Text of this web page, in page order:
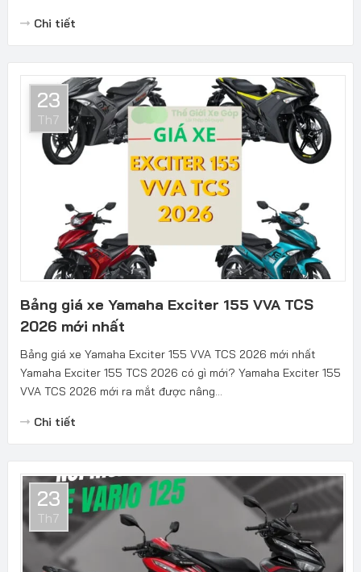
Chi tiết
23
Th7
Bảng giá xe Yamaha Exciter 155 VVA TCS
2026 mới nhất
Bảng giá xe Yamaha Exciter 155 VVA TCS 2026 mới nhất
Yamaha Exciter 155 TCS 2026 có gì mới? Yamaha Exciter 155
VVA TCS 2026 mới ra mắt được nâng...
Chi tiết
23
Th7